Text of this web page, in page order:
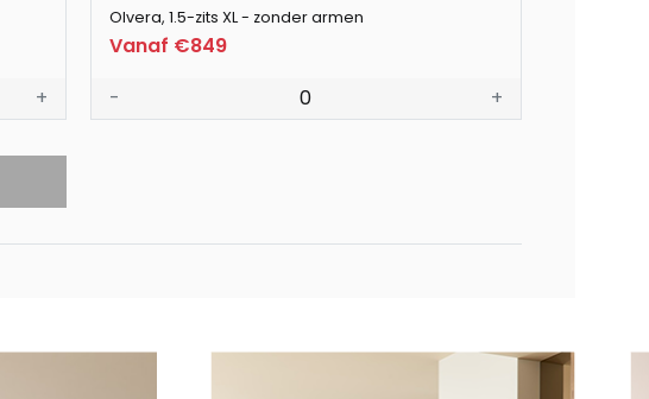
+
Olvera, 1.5-zits XL - zonder armen
Vanaf €849
-
0 +